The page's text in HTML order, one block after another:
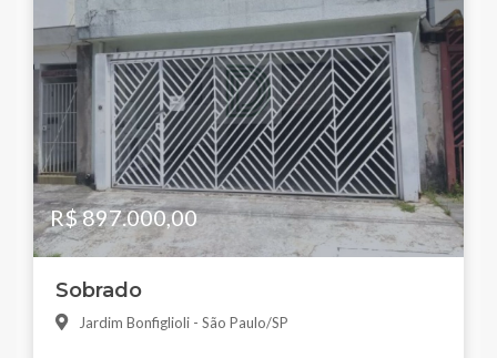
R$ 897.000,00
Sobrado
Jardim Bonfiglioli - São Paulo/SP